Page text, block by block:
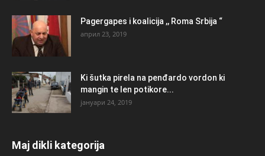
Pagergapes i koalicija ,, Roma Srbija “
април 23, 2019
Ki šutka pirela na penđardo vordon ki
mangin te len potikore...
јануари 24, 2019
Maj dikli kategorija